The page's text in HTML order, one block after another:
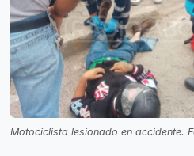
Motociclista lesionado en accidente.